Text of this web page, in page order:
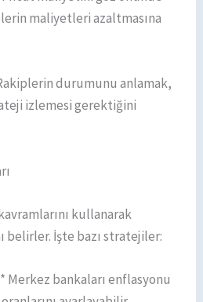
maliyetleri azaltmasına
durumunu anlamak,
izlemesi gerektiğini
kullanarak
belirler. İşte bazı stratejiler:
Merkez bankaları enflasyonu